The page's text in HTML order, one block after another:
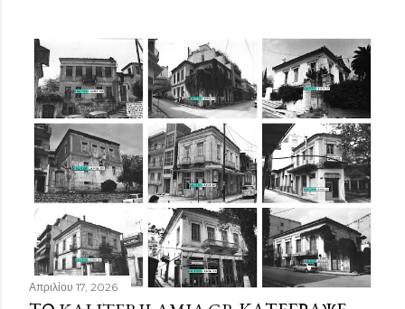
Απριλίου 17, 2026